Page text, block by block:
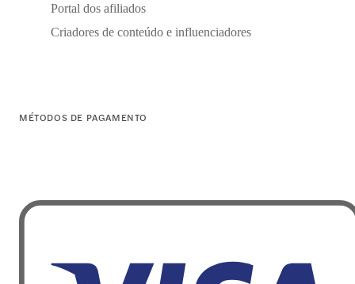
Portal dos afiliados
Criadores de conteúdo e influenciadores
MÉTODOS DE PAGAMENTO